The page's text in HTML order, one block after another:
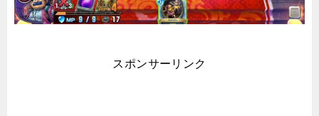
スポンサーリンク